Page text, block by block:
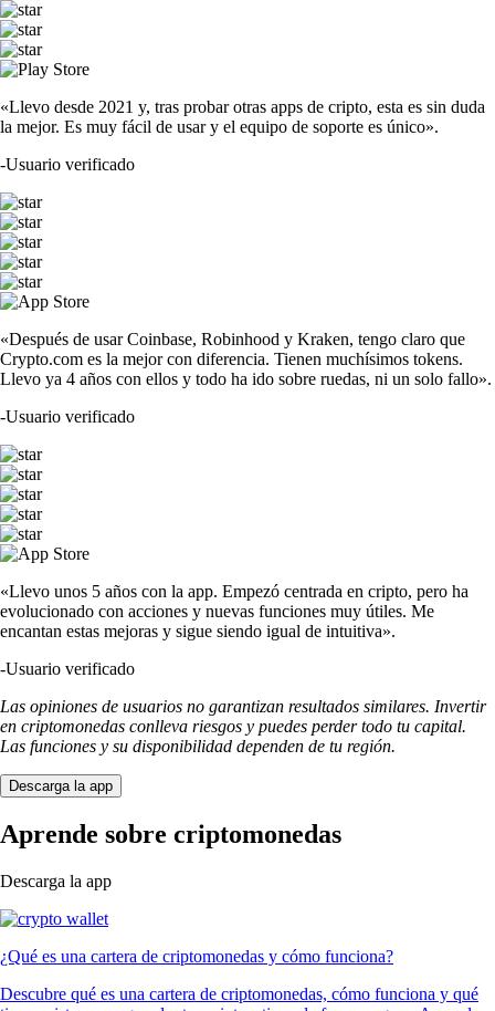
«Llevo desde 2021 y, tras probar otras apps de cripto, esta es sin duda
la mejor. Es muy fácil de usar y el equipo de soporte es único».
-Usuario verificado
«Después de usar Coinbase, Robinhood y Kraken, tengo claro que
Crypto.com es la mejor con diferencia. Tienen muchísimos tokens.
Llevo ya 4 años con ellos y todo ha ido sobre ruedas, ni un solo fallo».
-Usuario verificado
«Llevo unos 5 años con la app. Empezó centrada en cripto, pero ha
evolucionado con acciones y nuevas funciones muy útiles. Me
encantan estas mejoras y sigue siendo igual de intuitiva».
-Usuario verificado
Las opiniones de usuarios no garantizan resultados similares. Invertir
en criptomonedas conlleva riesgos y puedes perder todo tu capital.
Las funciones y su disponibilidad dependen de tu región.
Descarga la app
Aprende sobre criptomonedas
Descarga la app
¿Qué es una cartera de criptomonedas y cómo funciona?
Descubre qué es una cartera de criptomonedas, cómo funciona y qué